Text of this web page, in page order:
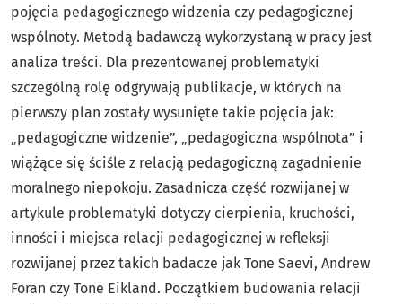
pojęcia pedagogicznego widzenia czy pedagogicznej
wspólnoty. Metodą badawczą wykorzystaną w pracy jest
analiza treści. Dla prezentowanej problematyki
szczególną rolę odgrywają publikacje, w których na
pierwszy plan zostały wysunięte takie pojęcia jak:
„pedagogiczne widzenie”, „pedagogiczna wspólnota” i
wiążące się ściśle z relacją pedagogiczną zagadnienie
moralnego niepokoju. Zasadnicza część rozwijanej w
artykule problematyki dotyczy cierpienia, kruchości,
inności i miejsca relacji pedagogicznej w refleksji
rozwijanej przez takich badacze jak Tone Saevi, Andrew
Foran czy Tone Eikland. Początkiem budowania relacji